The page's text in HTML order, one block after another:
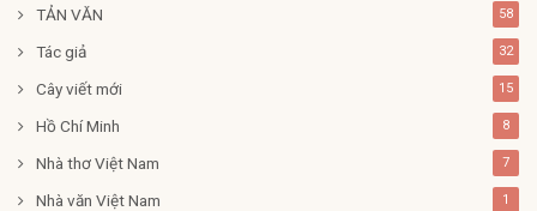
TẢN VĂN 58
Tác giả 32
Cây viết mới 15
Hồ Chí Minh 8
Nhà thơ Việt Nam 7
Nhà văn Việt Nam 1